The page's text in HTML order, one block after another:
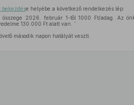
bekezdése helyébe a következő rendelkezés lép:
2026. február 1-től 1000 Ft/adag. Az
130.000 Ft alatt van. ”
második napon hatályát veszti.